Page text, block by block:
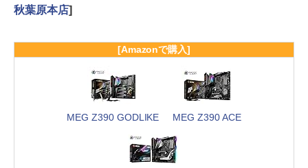
秋葉原本店]
[Amazonで購入]
MEG Z390 GODLIKE MEG Z390 ACE